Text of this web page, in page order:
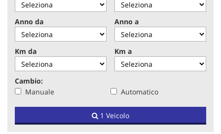
Anno da Anno a
Km da Km a
Cambio:
Manuale
Automatico
1 Veicolo
attività
di
seguito
descritte.
Per
ottenere
maggiori
informazioni
sull'utilità
funzionamento